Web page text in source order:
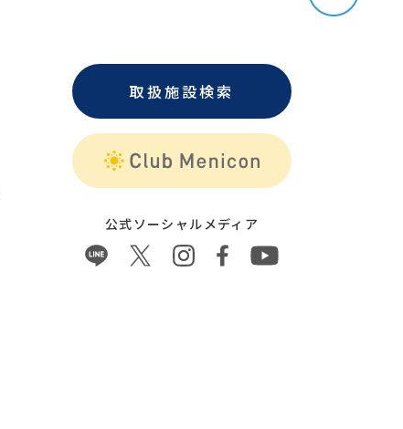
取扱施設検索
公式ソーシャルメディア